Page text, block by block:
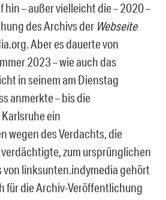
– außer vielleicht die – 2020 –
des Archivs der Websei­te
Aber es dauerte von
2023 – wie auch das
in seinem am Dienstag
anmerkte – bis die
ein
wegen des Verdachts, die
zum ursprünglichen
linksunten.indymedia gehört
für die Archiv-Veröffentlichung